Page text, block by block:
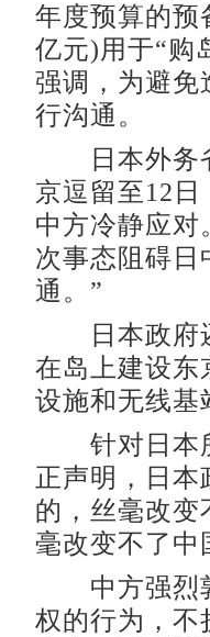
年度预算的预
亿元)用于“购
强调，为避免
行沟通。
日本外务省
京逗留至12
中方冷静应对
次事态阻碍日
通。”
日本政府还
在岛上建设东
设施和无线基
针对日本所
正声明，日本
的，丝毫改变
毫改变不了中
中方强烈敦
权的行为，不